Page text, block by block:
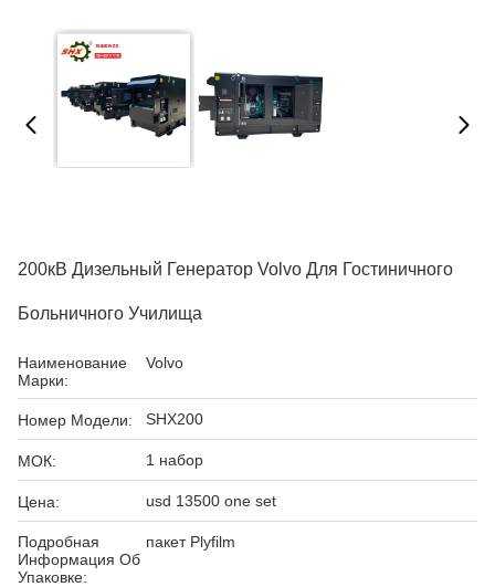
200кВ Дизельный Генератор Volvo Для Гостиничного
Больничного Училища
Наименование
Марки:
Volvo
Номер Модели: SHX200
МОК: 1 набор
Цена: usd 13500 one set
Подробная
Информация Об
Упаковке:
пакет Plyfilm